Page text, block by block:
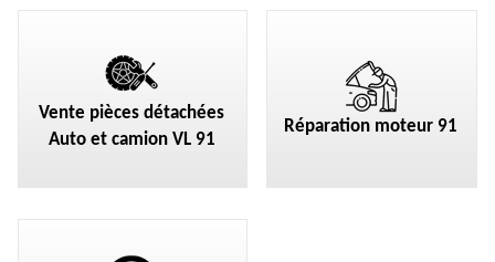
Vente pièces détachées
Auto et camion VL 91
Réparation moteur 91